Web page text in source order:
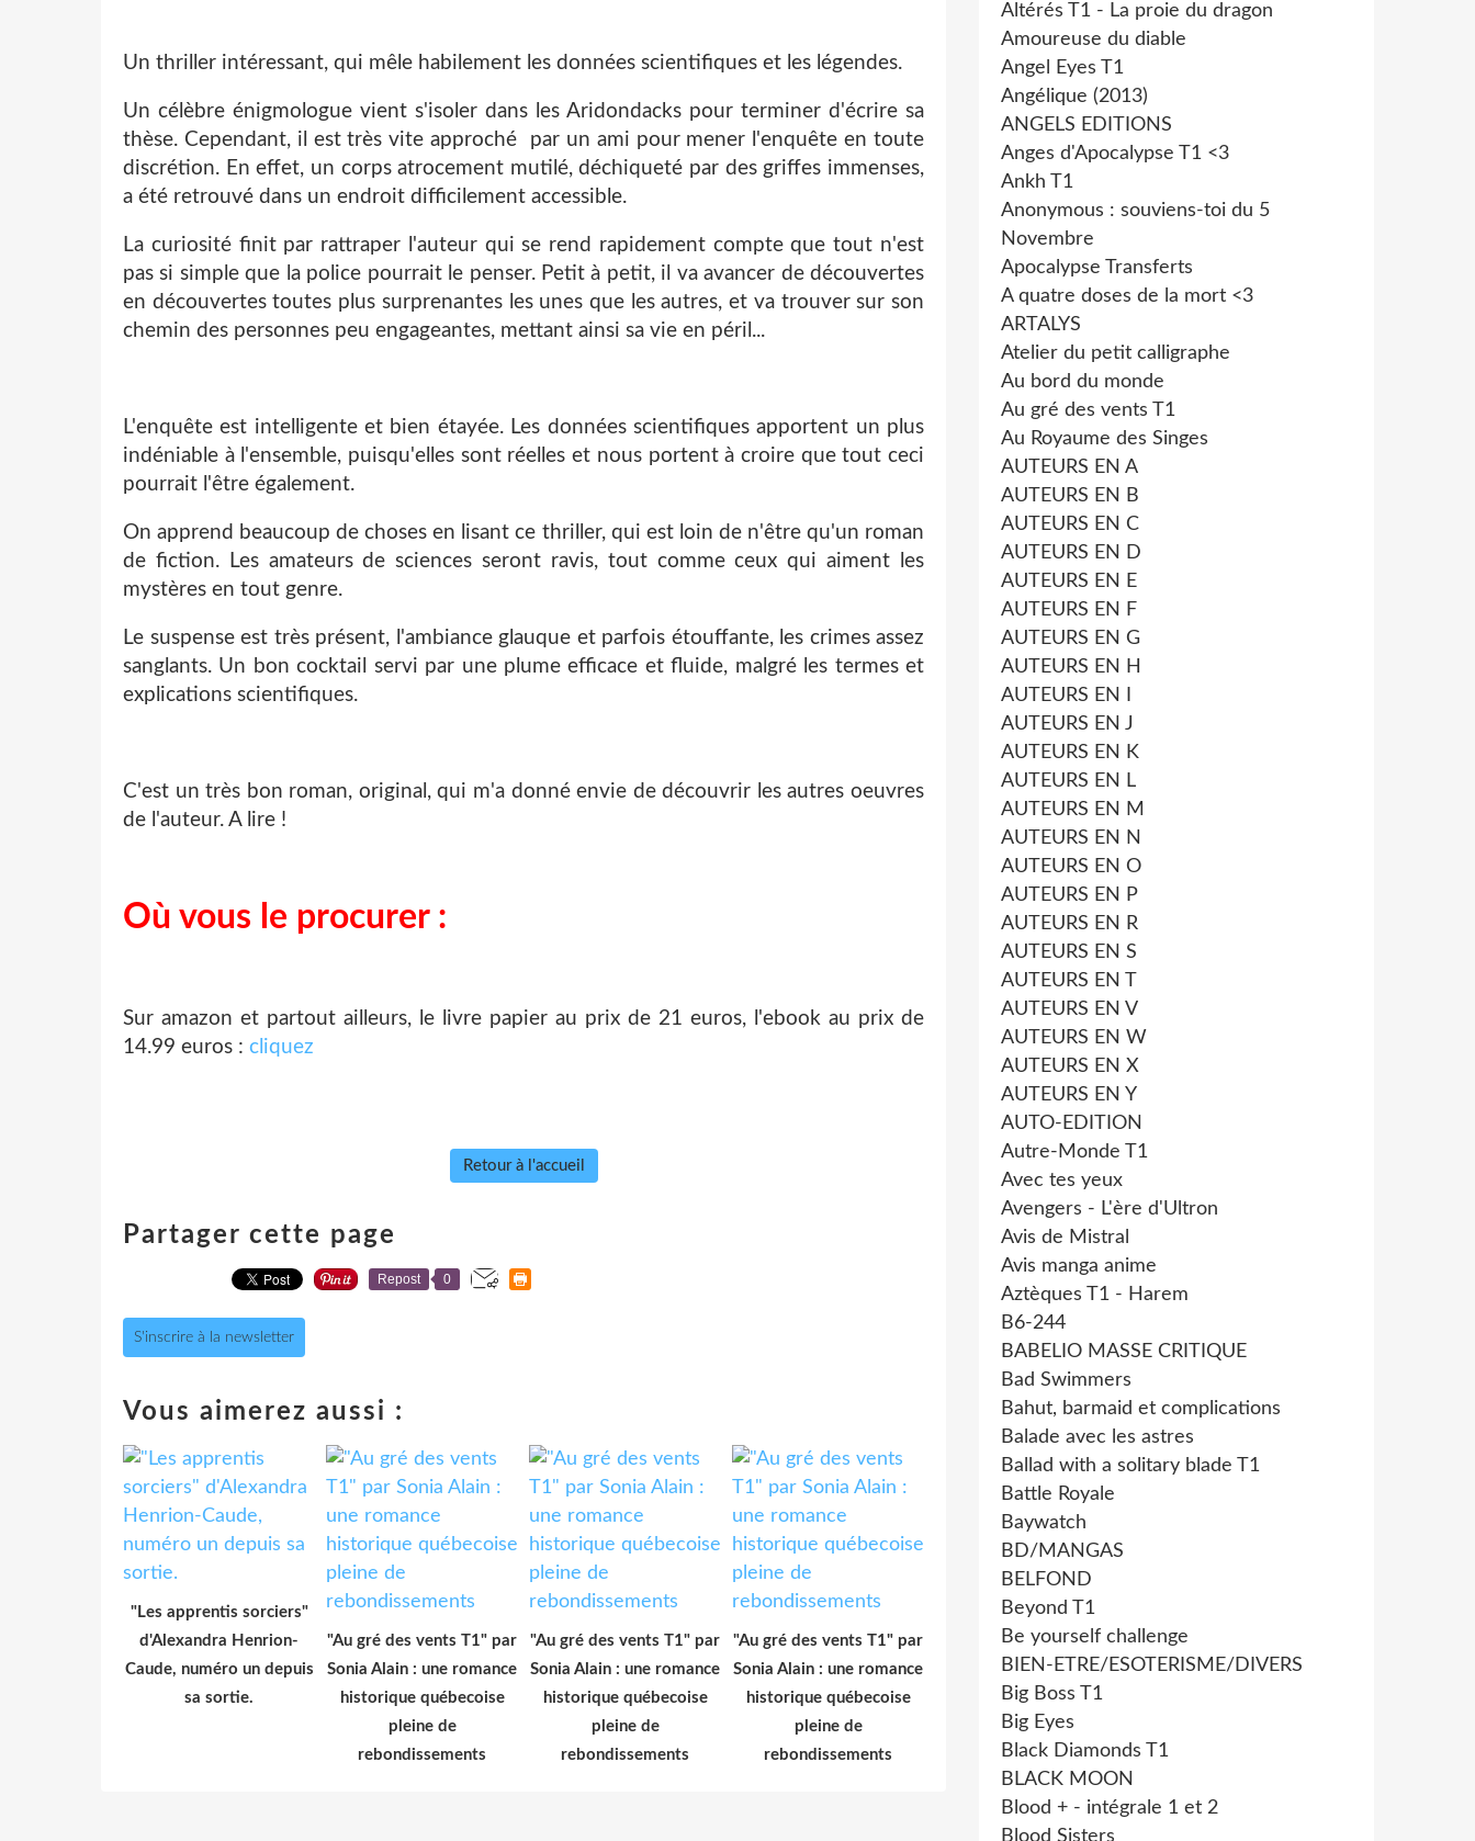
Un thriller intéressant, qui mêle habilement les données scientifiques et les légendes.
Un célèbre énigmologue vient s'isoler dans les Aridondacks pour terminer d'écrire sa
thèse. Cependant, il est très vite approché par un ami pour mener l'enquête en toute
discrétion. En effet, un corps atrocement mutilé, déchiqueté par des griffes immenses,
a été retrouvé dans un endroit difficilement accessible.
La curiosité finit par rattraper l'auteur qui se rend rapidement compte que tout n'est
pas si simple que la police pourrait le penser. Petit à petit, il va avancer de découvertes
en découvertes toutes plus surprenantes les unes que les autres, et va trouver sur son
chemin des personnes peu engageantes, mettant ainsi sa vie en péril...
L'enquête est intelligente et bien étayée. Les données scientifiques apportent un plus
indéniable à l'ensemble, puisqu'elles sont réelles et nous portent à croire que tout ceci
pourrait l'être également.
On apprend beaucoup de choses en lisant ce thriller, qui est loin de n'être qu'un roman
de fiction. Les amateurs de sciences seront ravis, tout comme ceux qui aiment les
mystères en tout genre.
Le suspense est très présent, l'ambiance glauque et parfois étouffante, les crimes assez
sanglants. Un bon cocktail servi par une plume efficace et fluide, malgré les termes et
explications scientifiques.
C'est un très bon roman, original, qui m'a donné envie de découvrir les autres oeuvres
de l'auteur. A lire !
Où vous le procurer :
Sur amazon et partout ailleurs, le livre papier au prix de 21 euros, l'ebook au prix de
14.99 euros : cliquez
Retour à l'accueil
Partager cette page
Repost 0
S'inscrire à la newsletter
Vous aimerez aussi :
"Les apprentis sorciers"
d'Alexandra Henrion-
Caude, numéro un depuis
sa sortie.
"Au gré des vents T1" par
Sonia Alain : une romance
historique québecoise
pleine de
rebondissements
"Au gré des vents T1" par
Sonia Alain : une romance
historique québecoise
pleine de
rebondissements
"Au gré des vents T1" par
Sonia Alain : une romance
historique québecoise
pleine de
rebondissements
Altérés T1 - La proie du dragon
Amoureuse du diable
Angel Eyes T1
Angélique (2013)
ANGELS EDITIONS
Anges d'Apocalypse T1 <3
Ankh T1
Anonymous : souviens-toi du 5
Novembre
Apocalypse Transferts
A quatre doses de la mort <3
ARTALYS
Atelier du petit calligraphe
Au bord du monde
Au gré des vents T1
Au Royaume des Singes
AUTEURS EN A
AUTEURS EN B
AUTEURS EN C
AUTEURS EN D
AUTEURS EN E
AUTEURS EN F
AUTEURS EN G
AUTEURS EN H
AUTEURS EN I
AUTEURS EN J
AUTEURS EN K
AUTEURS EN L
AUTEURS EN M
AUTEURS EN N
AUTEURS EN O
AUTEURS EN P
AUTEURS EN R
AUTEURS EN S
AUTEURS EN T
AUTEURS EN V
AUTEURS EN W
AUTEURS EN X
AUTEURS EN Y
AUTO-EDITION
Autre-Monde T1
Avec tes yeux
Avengers - L'ère d'Ultron
Avis de Mistral
Avis manga anime
Aztèques T1 - Harem
B6-244
BABELIO MASSE CRITIQUE
Bad Swimmers
Bahut, barmaid et complications
Balade avec les astres
Ballad with a solitary blade T1
Battle Royale
Baywatch
BD/MANGAS
BELFOND
Beyond T1
Be yourself challenge
BIEN-ETRE/ESOTERISME/DIVERS
Big Boss T1
Big Eyes
Black Diamonds T1
BLACK MOON
Blood + - intégrale 1 et 2
Blood Sisters